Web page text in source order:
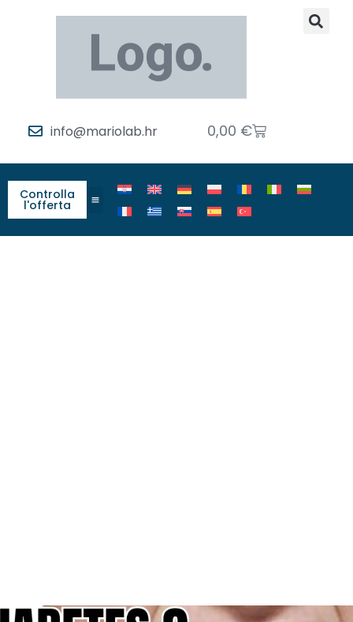
info@mariolab.hr 0,00 €
Controlla
l'offerta